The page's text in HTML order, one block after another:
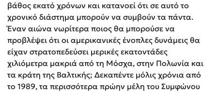
βάθος εκατό χρόνων και κατανοεί ότι σε αυτό το
χρονικό διάστημα μπορούν να συμβούν τα πάντα.
Έναν αιώνα νωρίτερα ποιος θα μπορούσε να
προβλέψει ότι οι αμερικανικές ένοπλες δυνάμεις θα
είχαν στρατοπεδεύσει μερικές εκατοντάδες
χιλιόμετρα μακριά από τη Μόσχα, στην Πολωνία και
τα κράτη της Βαλτικής; Δεκαπέντε μόλις χρόνια από
το 1989, τα περισσότερα πρώην μέλη του Συμφώνου